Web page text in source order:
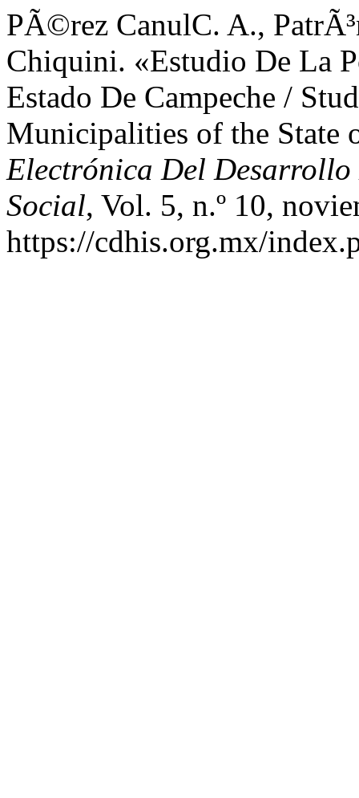
PÃ©rez CanulC. A.,
Chiquini. «Estudio De La
Estado De Campeche /
Municipalities of the State
Electrónica Del
Social, Vol. 5, n.º 10,
https://cdhis.org.mx/